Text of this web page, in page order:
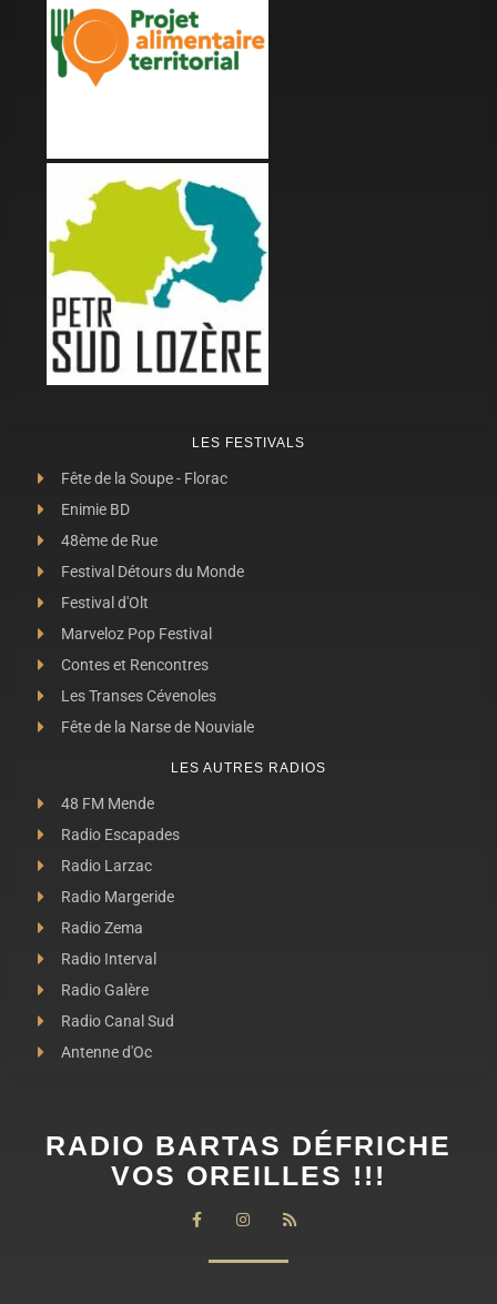
LES FESTIVALS
Fête de la Soupe - Florac
Enimie BD
48ème de Rue
Festival Détours du Monde
Festival d'Olt
Marveloz Pop Festival
Contes et Rencontres
Les Transes Cévenoles
Fête de la Narse de Nouviale
LES AUTRES RADIOS
48 FM Mende
Radio Escapades
Radio Larzac
Radio Margeride
Radio Zema
Radio Interval
Radio Galère
Radio Canal Sud
Antenne d'Oc
RADIO BARTAS DÉFRICHE
VOS OREILLES !!!